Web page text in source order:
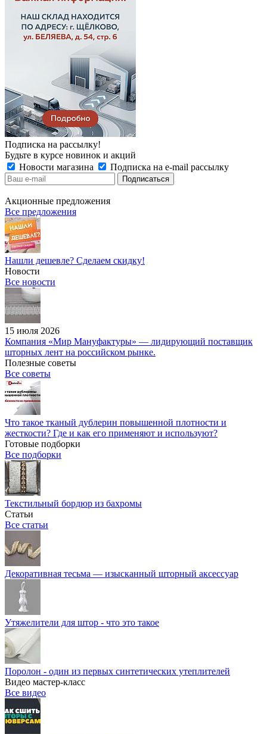
Подписка на рассылку!
Будьте в курсе новинок и акций
Новости магазина
Подписка на e-mail рассылку
Акционные предложения
Все предложения
Нашли дешевле? Сделаем скидку!
Новости
Все новости
15 июля 2026
Компания «Мир Мануфактуры» — лидирующий поставщик
шторных лент на российском рынке.
Полезные советы
Все советы
Что такое тканый дублерин повышенной плотности и
жесткости? Где и как его применяют и используют?
Готовые подборки
Все подборки
Текстильный бордюр из бахромы
Статьи
Все статьи
Декоративная тесьма — изысканный шторный аксессуар
Утяжелители для штор - что это такое
Поролон - один из первых синтетических утеплителей
Видео мастер-класс
Все видео